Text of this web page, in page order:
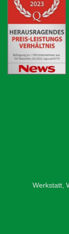
Werkstatt,